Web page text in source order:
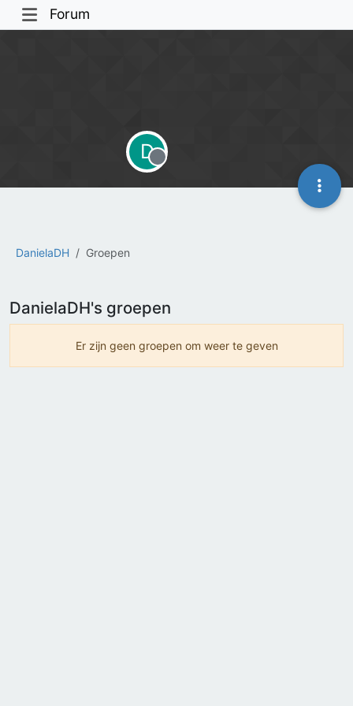
Forum
DanielaDH Groepen
D
Offline
DanielaDH's groepen
Er zijn geen groepen om weer te geven